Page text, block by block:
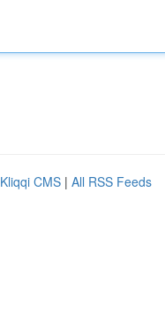
Kliqqi CMS | All RSS Feeds